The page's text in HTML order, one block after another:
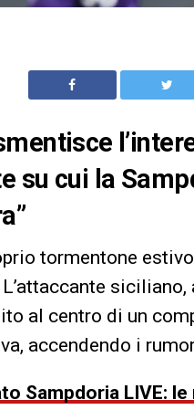
su cui la
tormentone
L’attaccante
al centro di un
accendendo i
Sampdoria LIVE: